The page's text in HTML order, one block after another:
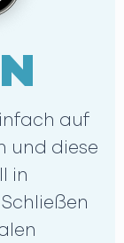
auf
und diese
in